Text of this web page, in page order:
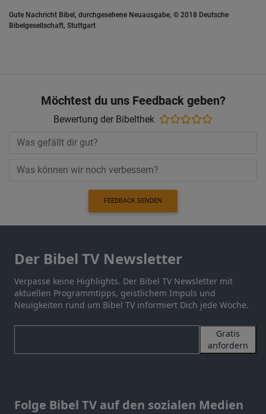
Gute Nachricht Bibel, durchgesehene Neuausgabe, © 2018 Deutsche
Bibelgesellschaft, Stuttgart
Möchtest du uns Feedback geben?
Bewertung der Bibelthek
FEEDBACK SENDEN
Der Bibel TV Newsletter
Verpasse keine Highlights. Der Bibel TV Newsletter mit
aktuellen Programmtipps, geistlichem Impuls und
Neuigkeiten rund um Bibel TV informiert Dich jede Woche.
Gratis
anfordern
Folge Bibel TV auf den sozialen Medien